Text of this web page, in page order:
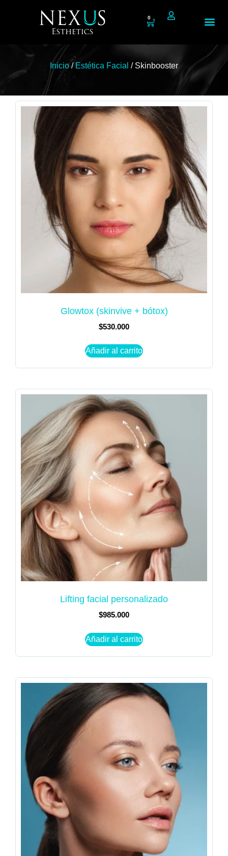
0
Inicio/ Estética Facial / Skinbooster
Glowtox (skinvive + bótox)
$530.000
Añadir al carrito
Lifting facial personalizado
$985.000
Añadir al carrito